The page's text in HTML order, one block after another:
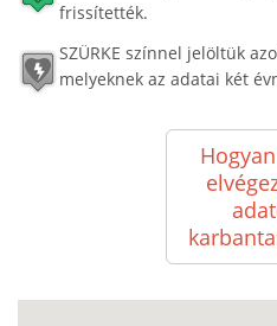
frissítették.
SZÜRKE színnel jelöltük
melyeknek az adatai két